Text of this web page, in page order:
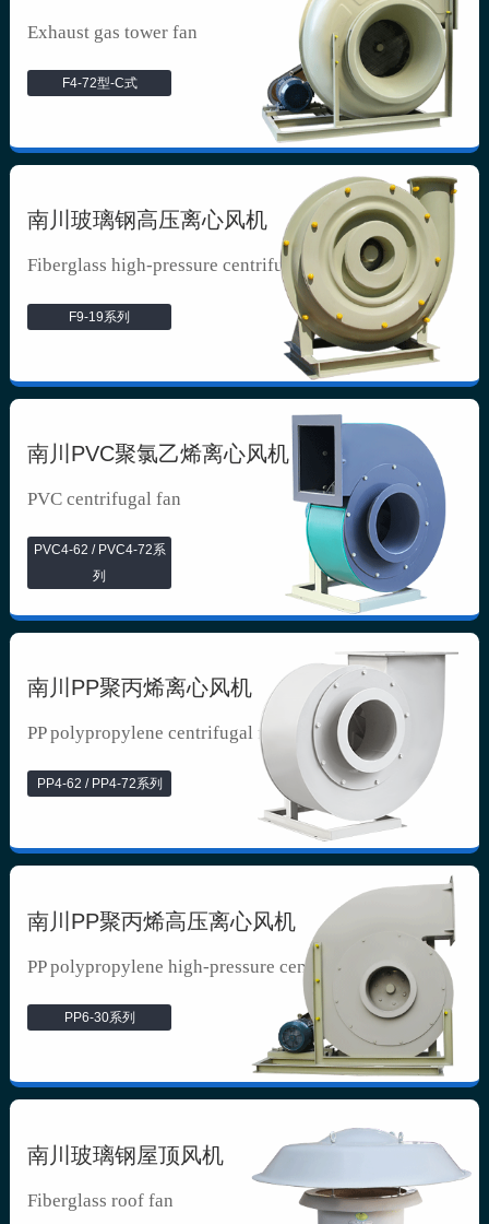
Exhaust gas tower fan
F4-72型-C式
南川玻璃钢高压离心风机
Fiberglass high-pressure centrifuga...
F9-19系列
南川PVC聚氯乙烯离心风机
PVC centrifugal fan
PVC4-62 / PVC4-72系
列
南川PP聚丙烯离心风机
PP polypropylene centrifugal fan
PP4-62 / PP4-72系列
南川PP聚丙烯高压离心风机
PP polypropylene high-pressure cen...
PP6-30系列
南川玻璃钢屋顶风机
Fiberglass roof fan